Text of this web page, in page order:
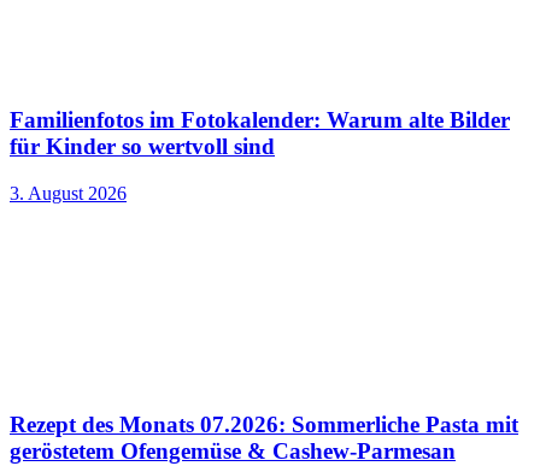
Familienfotos im Fotokalender: Warum alte Bilder
für Kinder so wertvoll sind
3. August 2026
Rezept des Monats 07.2026: Sommerliche Pasta mit
geröstetem Ofengemüse & Cashew-Parmesan